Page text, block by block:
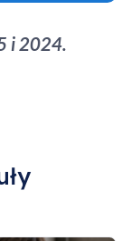
i 2024.